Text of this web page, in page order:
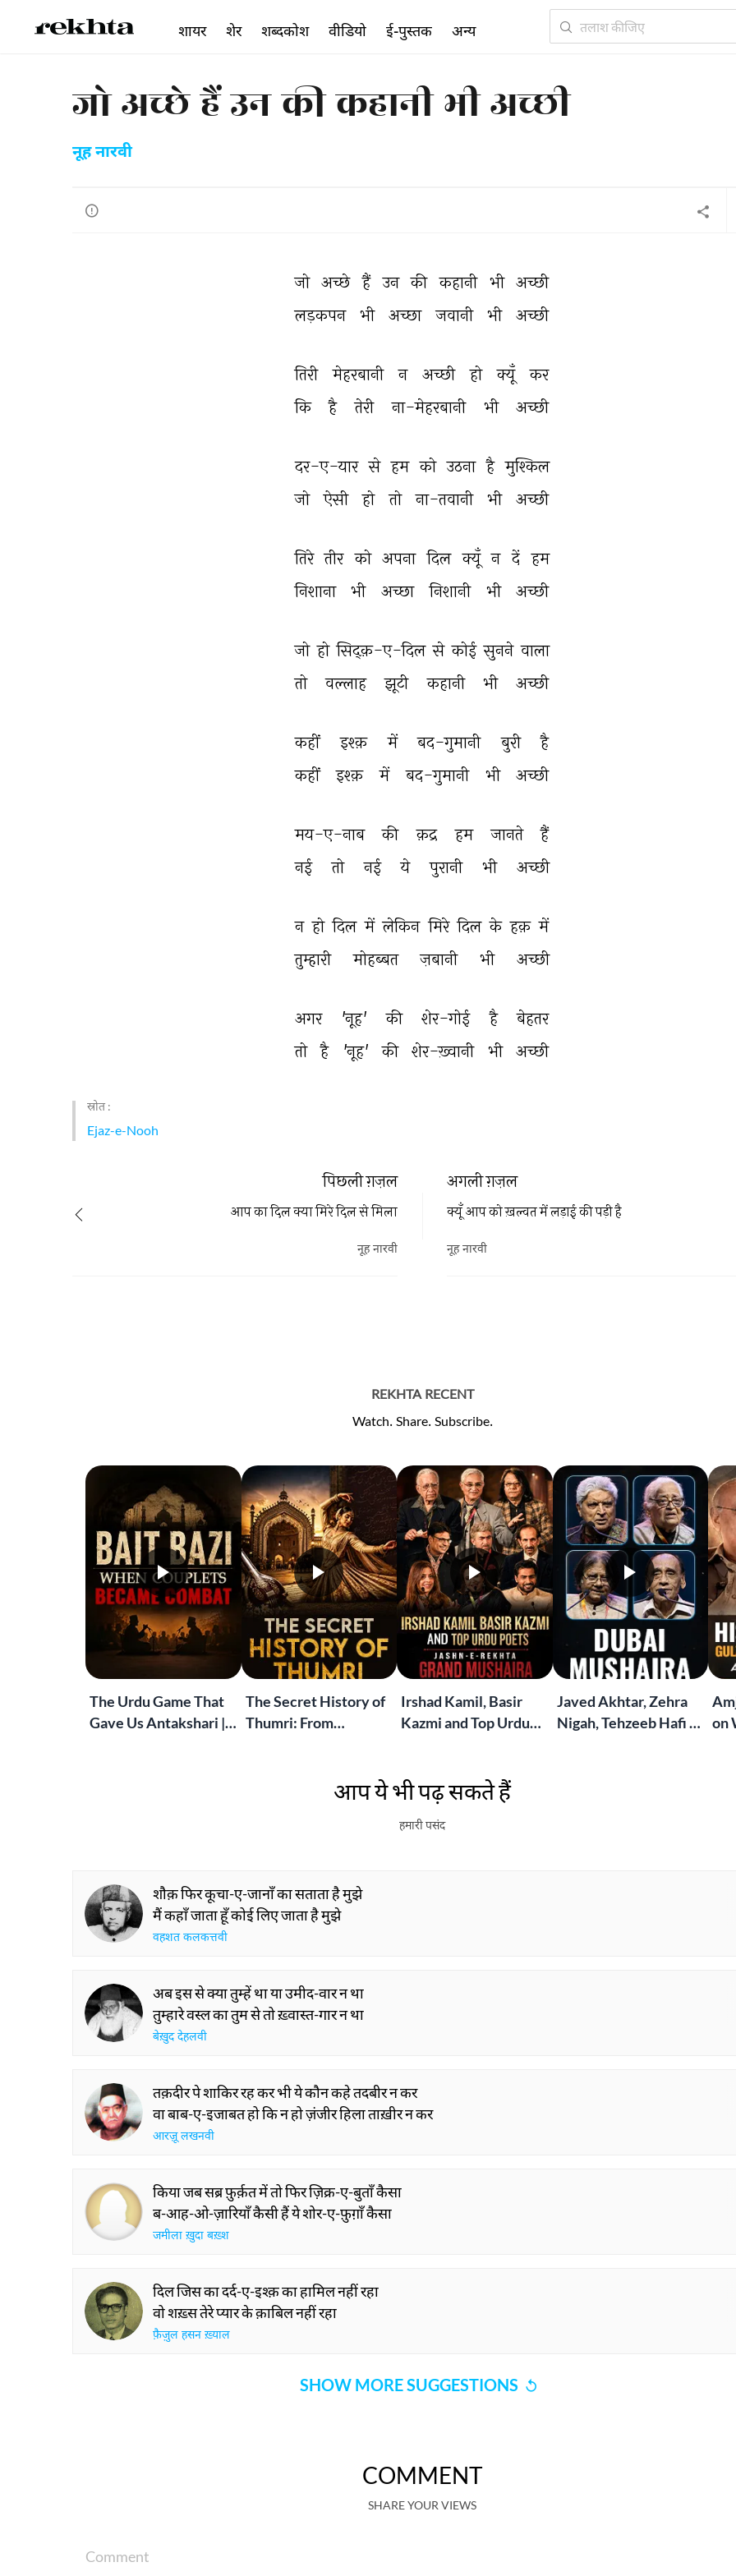
जो अच्छे हैं उन की कहानी भी अच्छी
नूह नारवी
जो अच्छे हैं उन की कहानी भी अच्छी
लड़कपन
भी अच्छा जवानी भी अच्छी
तिरी मेहरबानी न अच्छी हो क्यूँ
कर
कि
है तेरी ना-मेहरबानी भी अच्छी
दर-ए-यार से हम को उठना है मुश्किल
जो
ऐसी हो तो ना-तवानी भी अच्छी
तिरे तीर को अपना दिल क्यूँ न दें हम
निशाना
भी अच्छा निशानी भी अच्छी
जो हो सिद्क़-ए-दिल से कोई सुनने वाला
तो
वल्लाह झूटी कहानी भी अच्छी
कहीं इश्क़ में बद-गुमानी बुरी
है
कहीं
इश्क़ में बद-गुमानी भी अच्छी
मय-ए-नाब की क़द्र हम जानते
हैं
नई
तो नई ये पुरानी भी अच्छी
न हो दिल में लेकिन मिरे दिल के हक़ में
तुम्हारी
मोहब्बत ज़बानी भी अच्छी
अगर 'नूह' की शेर-गोई है
बेहतर
तो
है 'नूह' की शेर-ख़्वानी भी अच्छी
स्रोत :
Ejaz-e-Nooh
अगली ग़ज़ल
क्यूँ आप को ख़ल्वत में लड़ाई की पड़ी है
नूह नारवी
पिछली ग़ज़ल
आप का दिल क्या मिरे दिल से मिला
नूह नारवी
REKHTA RECENT
Watch. Share. Subscribe.
The Urdu Game That
Gave Us Antakshari |
The Secret History of
Thumri: From
Irshad Kamil, Basir
Kazmi and Top Urdu
London Grand
Mushaira
Javed Akhtar, Zehra
Nigah, Tehzeeb Hafi &
on
आप ये भी पढ़ सकते हैं
हमारी पसंद
शौक़ फिर कूचा-ए-जानाँ का सताता है मुझे
मैं कहाँ जाता हूँ कोई लिए जाता है मुझे
वहशत कलकत्तवी
अब इस से क्या तुम्हें था या उमीद-वार न था
तुम्हारे वस्ल का तुम से तो ख़्वास्त-गार न था
बेख़ुद देहलवी
तक़दीर पे शाकिर रह कर भी ये कौन कहे तदबीर न कर
वा बाब-ए-इजाबत हो कि न हो ज़ंजीर हिला ताख़ीर न कर
आरज़ू लखनवी
किया जब सब्र फ़ुर्क़त में तो फिर ज़िक्र-ए-बुताँ कैसा
ब-आह-ओ-ज़ारियाँ कैसी हैं ये शोर-ए-फ़ुग़ाँ कैसा
जमीला ख़ुदा बख़्श
दिल जिस का दर्द-ए-इश्क़ का हामिल नहीं रहा
वो शख़्स तेरे प्यार के क़ाबिल नहीं रहा
फ़ैज़ुल हसन ख़्याल
SHOW MORE SUGGESTIONS
COMMENT
SHARE YOUR VIEWS
Comment
शायर शेर शब्दकोश वीडियो ई-पुस्तक अन्य